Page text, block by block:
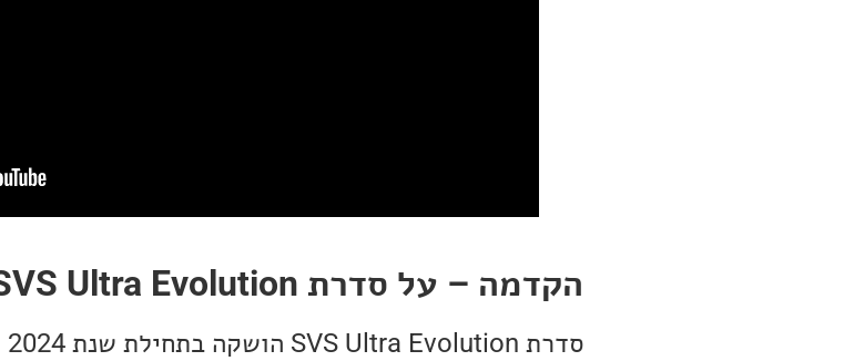
הקדמה – על סדרת SVS Ultra Evolution